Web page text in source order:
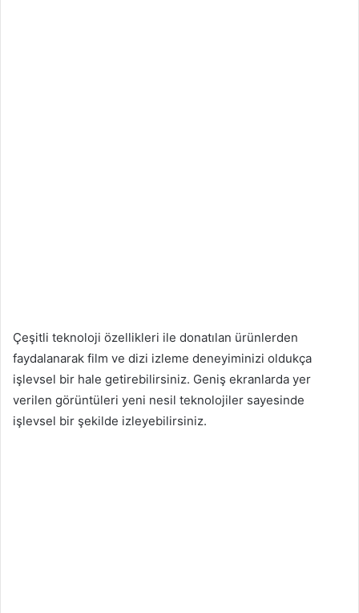
Çeşitli teknoloji özellikleri ile donatılan ürünlerden
faydalanarak film ve dizi izleme deneyiminizi oldukça
işlevsel bir hale getirebilirsiniz. Geniş ekranlarda yer
verilen görüntüleri yeni nesil teknolojiler sayesinde
işlevsel bir şekilde izleyebilirsiniz.